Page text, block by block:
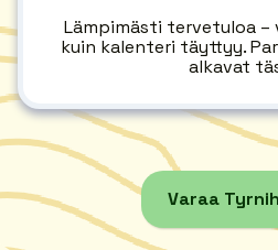
Lämpimästi tervetuloa –
kuin kalenteri täyttyy.
alkavat
Varaa